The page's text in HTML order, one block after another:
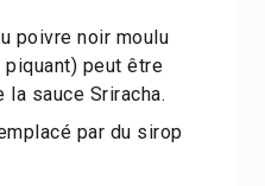
poivre noir moulu
peut être
sauce Sriracha.
par du sirop